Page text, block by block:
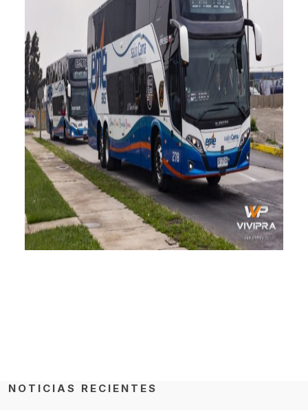
NOTICIAS RECIENTES